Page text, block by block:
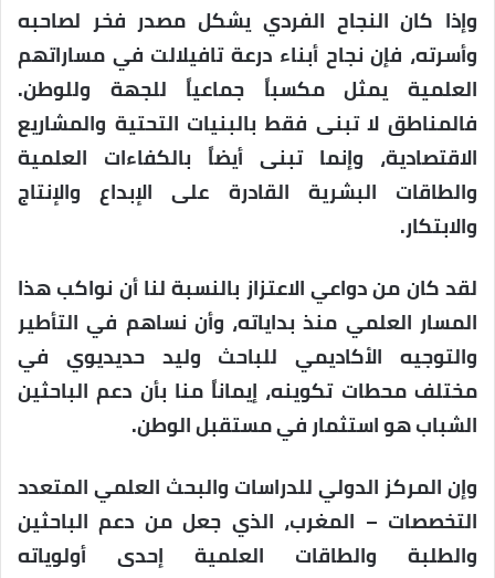
وإذا كان النجاح الفردي يشكل مصدر فخر لصاحبه
وأسرته، فإن نجاح أبناء درعة تافيلالت في مساراتهم
العلمية يمثل مكسباً جماعياً للجهة وللوطن.
فالمناطق لا تبنى فقط بالبنيات التحتية والمشاريع
الاقتصادية، وإنما تبنى أيضاً بالكفاءات العلمية
والطاقات البشرية القادرة على الإبداع والإنتاج
والابتكار.
لقد كان من دواعي الاعتزاز بالنسبة لنا أن نواكب هذا
المسار العلمي منذ بداياته، وأن نساهم في التأطير
والتوجيه الأكاديمي للباحث وليد حديديوي في
مختلف محطات تكوينه، إيماناً منا بأن دعم الباحثين
الشباب هو استثمار في مستقبل الوطن.
وإن المركز الدولي للدراسات والبحث العلمي المتعدد
التخصصات – المغرب، الذي جعل من دعم الباحثين
والطلبة والطاقات العلمية إحدى أولوياته